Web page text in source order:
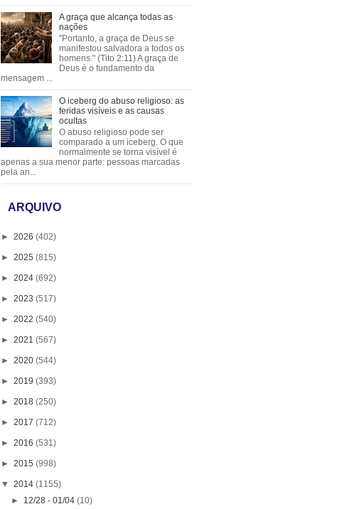
A graça que alcança todas as
nações
"Portanto, a graça de Deus se
manifestou salvadora a todos os
homens." (Tito 2:11) A graça de
Deus é o fundamento da
mensagem ...
O iceberg do abuso religioso: as
feridas visíveis e as causas
ocultas
O abuso religioso pode ser
comparado a um iceberg. O que
normalmente se torna visível é
apenas a sua menor parte: pessoas marcadas
pela an...
ARQUIVO
► 2026 (402)
► 2025 (815)
► 2024 (692)
► 2023 (517)
► 2022 (540)
► 2021 (567)
► 2020 (544)
► 2019 (393)
► 2018 (250)
► 2017 (712)
► 2016 (531)
► 2015 (998)
▼ 2014 (1155)
► 12/28 - 01/04(10)